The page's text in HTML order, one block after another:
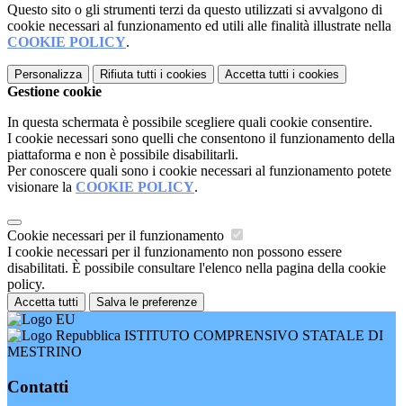
Questo sito o gli strumenti terzi da questo utilizzati si avvalgono di
cookie necessari al funzionamento ed utili alle finalità illustrate nella
COOKIE POLICY.
Personalizza Rifiuta tutti i cookies Accetta tutti i cookies
Gestione cookie
In questa schermata è possibile scegliere quali cookie consentire.
I cookie necessari sono quelli che consentono il funzionamento della
piattaforma e non è possibile disabilitarli.
Per conoscere quali sono i cookie necessari al funzionamento potete
visionare la COOKIE POLICY.
Cookie necessari per il funzionamento
I cookie necessari per il funzionamento non possono essere
disabilitati. È possibile consultare l'elenco nella pagina della cookie
policy.
Accetta tutti Salva le preferenze
ISTITUTO COMPRENSIVO STATALE DI
MESTRINO
Contatti